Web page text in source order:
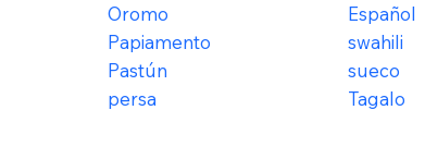
Oromo
Papiamento
Pastún
persa
Español
swahili
sueco
Tagalo